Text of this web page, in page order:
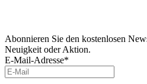
Abonnieren Sie den kostenlosen
Neuigkeit oder Aktion.
E-Mail-Adresse*